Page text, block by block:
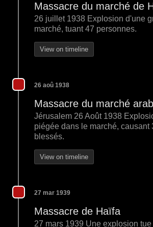
Massacre du marché de
26 juillet 1938 Explosion d'une
marché, tuant 47 personnes.
View on timeline
26 aoû 1938
Massacre du marché
Jérusalem 26 Août 1938
piégée dans le marché, causant
blessés.
View on timeline
27 mar 1939
Massacre de Haïfa
27 mars 1939 Une explosion